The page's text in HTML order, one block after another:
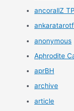
ancorallZ
anonymous
Aphrodite
aprBH
archive
article